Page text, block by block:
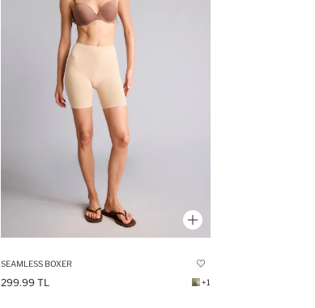
SEAMLESS BOXER
299.99 TL +1